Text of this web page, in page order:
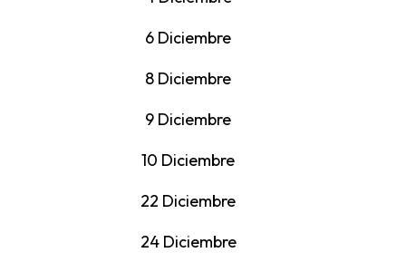
6 Diciembre
8 Diciembre
9 Diciembre
10 Diciembre
22 Diciembre
24 Diciembre